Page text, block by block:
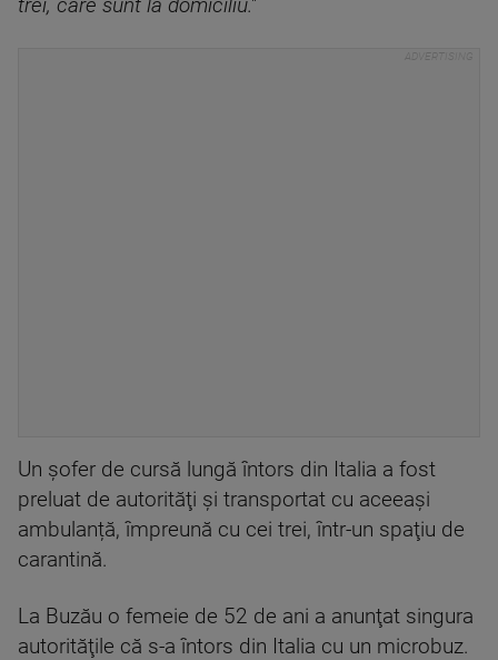
trei, care sunt la domiciliu."
Un şofer de cursă lungă întors din Italia a fost
preluat de autorităţi şi transportat cu aceeaşi
ambulanță, împreună cu cei trei, într-un spaţiu de
carantină.
La Buzău o femeie de 52 de ani a anunţat singura
autorităţile că s-a întors din Italia cu un microbuz.